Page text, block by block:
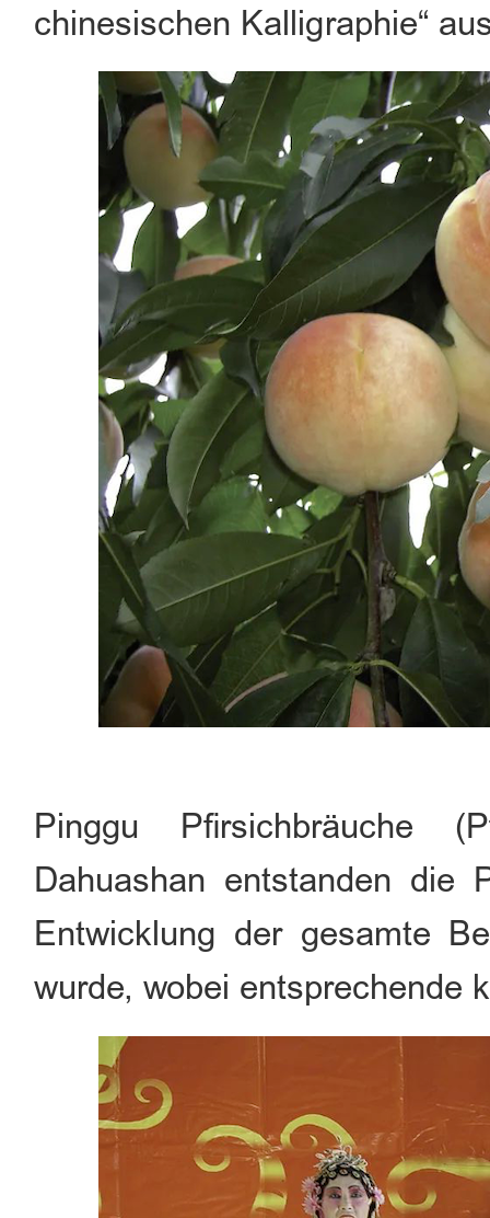
chinesischen Kalligraphie“
Pinggu Pfirsichbräuche
Dahuashan entstanden die
Entwicklung der gesamte
wurde, wobei entsprechende